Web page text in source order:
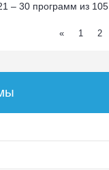
– 30 программ из 105
« 1 2